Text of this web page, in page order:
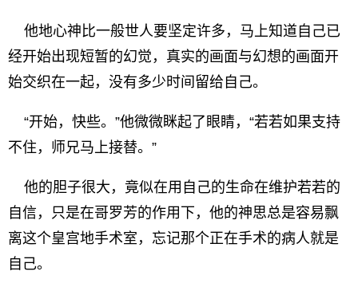
他地心神比一般世人要坚定许多，马上知道自己已
经开始出现短暂的幻觉，真实的画面与幻想的画面开
始交织在一起，没有多少时间留给自己。
“开始，快些。”他微微眯起了眼睛，“若若如果支持
不住，师兄马上接替。”
他的胆子很大，竟似在用自己的生命在维护若若的
自信，只是在哥罗芳的作用下，他的神思总是容易飘
离这个皇宫地手术室，忘记那个正在手术的病人就是
自己。